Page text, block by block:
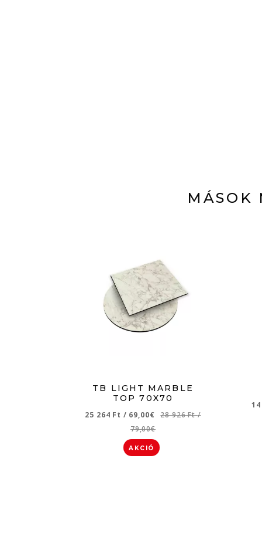
MÁSOK
TB LIGHT MARBLE
TOP 70X70
25 264 Ft / 69,00€ 28 926 Ft/
79,00€
AKCIÓ